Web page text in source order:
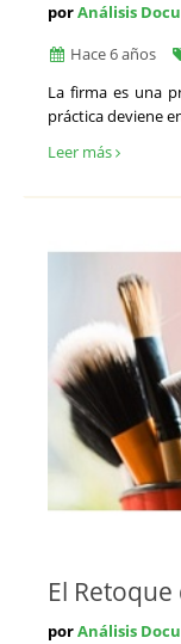
porAnálisis
Hace 6 años
La firma es una
práctica deviene
Leer más
El
porAnálisis